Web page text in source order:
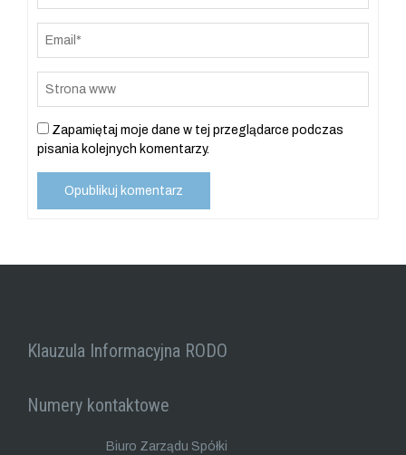
Zapamiętaj moje dane w tej przeglądarce podczas
pisania kolejnych komentarzy.
Klauzula Informacyjna RODO
Numery kontaktowe
Biuro Zarządu Spółki